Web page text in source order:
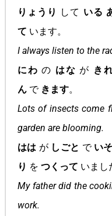
りょうり
して いる
て います。
I always listen to the
にわ の はな が き
ん で きます。
Lots of insects come
garden are blooming.
はは が しごと で い
り を つくって いまし
My father did the
work.